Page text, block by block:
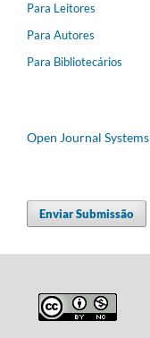
Para Leitores
Para Autores
Para Bibliotecários
Open Journal Systems
Enviar Submissão